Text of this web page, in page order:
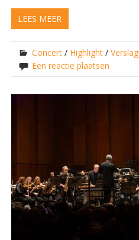
LEES MEER
Concert / Highlight /Verslag
Een reactie plaatsen